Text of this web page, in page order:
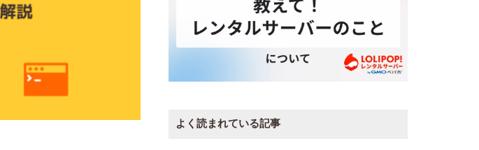
よく読まれている記事